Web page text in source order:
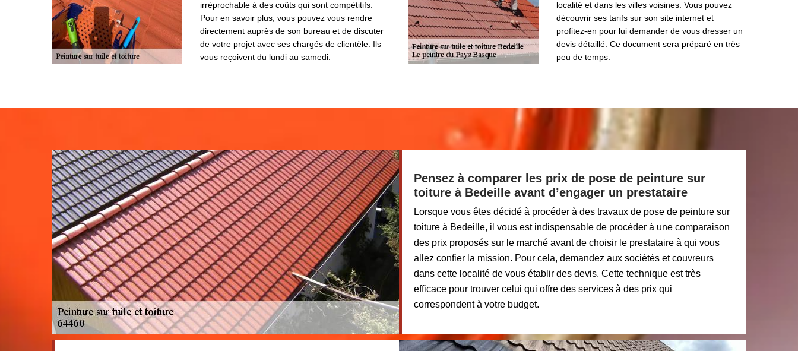
irréprochable à des coûts qui sont compétitifs.
Pour en savoir plus, vous pouvez vous rendre
directement auprès de son bureau et de discuter
de votre projet avec ses chargés de clientèle. Ils
vous reçoivent du lundi au samedi.
localité et dans les villes voisines. Vous pouvez
découvrir ses tarifs sur son site internet et
profitez-en pour lui demander de vous dresser un
devis détaillé. Ce document sera préparé en très
peu de temps.
Pensez à comparer les prix de pose de peinture sur
toiture à Bedeille avant d’engager un prestataire
Lorsque vous êtes décidé à procéder à des travaux de pose de peinture sur
toiture à Bedeille, il vous est indispensable de procéder à une comparaison
des prix proposés sur le marché avant de choisir le prestataire à qui vous
allez confier la mission. Pour cela, demandez aux sociétés et couvreurs
dans cette localité de vous établir des devis. Cette technique est très
efficace pour trouver celui qui offre des services à des prix qui
correspondent à votre budget.